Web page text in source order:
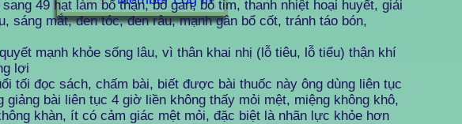
49 hạt làm bổ thận, bổ gan, bổ tim, thanh nhiệt hoại huyết, giải
sáng mắt, đen tóc, đen râu, mạnh gân bổ cốt, tránh táo bón,
mạnh khỏe sống lâu, vì thân khai nhị (lỗ tiêu, lỗ tiểu) thận khí
lợi
tối đọc sách, chấm bài, biết được bài thuốc này ông dùng liên tục
giảng bài liên tục 4 giờ liền không thấy mỏi mệt, miệng không khô,
khàn, ít có cảm giác mệt mỏi, đặc biệt là nhãn lực khỏe hơn